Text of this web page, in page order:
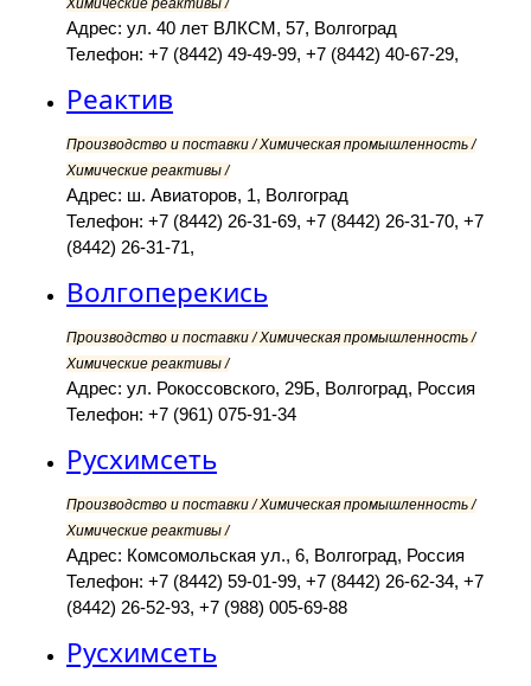
Химические реактивы /
Адрес: ул. 40 лет ВЛКСМ, 57, Волгоград
Телефон: +7 (8442) 49-49-99, +7 (8442) 40-67-29,
Реактив
Производство и поставки / Химическая промышленность /
Химические реактивы /
Адрес: ш. Авиаторов, 1, Волгоград
Телефон: +7 (8442) 26-31-69, +7 (8442) 26-31-70, +7
(8442) 26-31-71,
Волгоперекись
Производство и поставки / Химическая промышленность /
Химические реактивы /
Адрес: ул. Рокоссовского, 29Б, Волгоград, Россия
Телефон: +7 (961) 075-91-34
Русхимсеть
Производство и поставки / Химическая промышленность /
Химические реактивы /
Адрес: Комсомольская ул., 6, Волгоград, Россия
Телефон: +7 (8442) 59-01-99, +7 (8442) 26-62-34, +7
(8442) 26-52-93, +7 (988) 005-69-88
Русхимсеть